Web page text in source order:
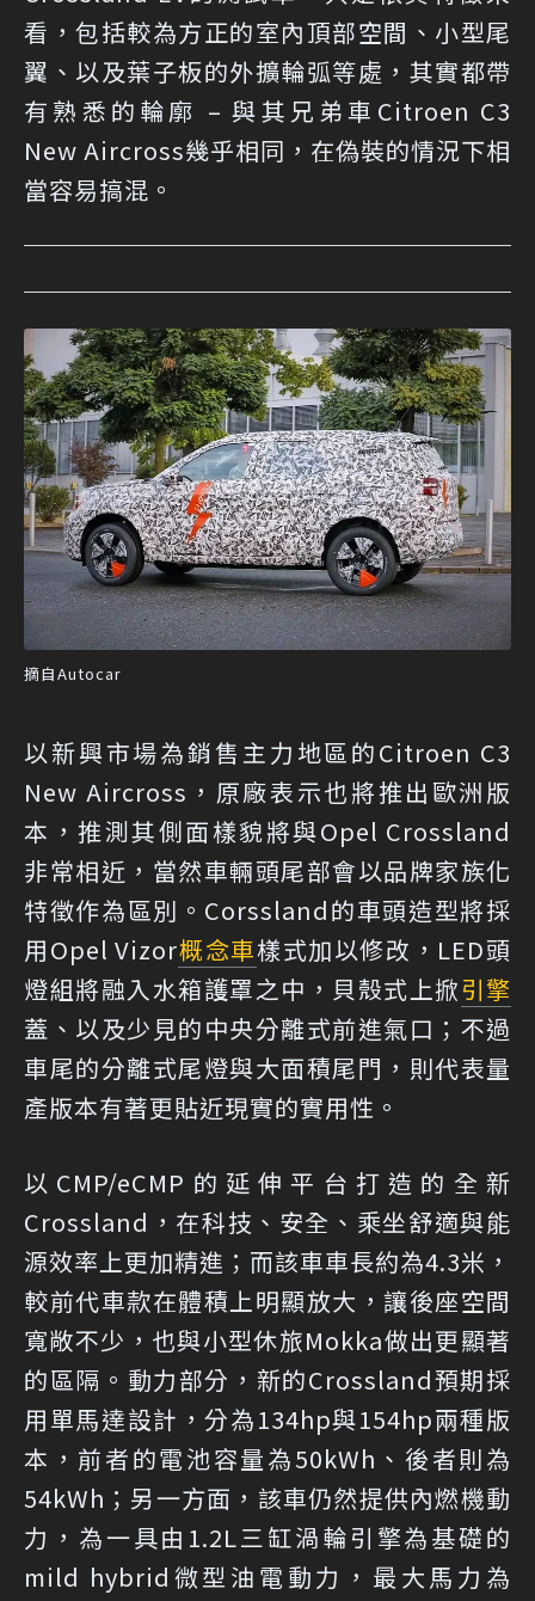
看，包括較為方正的室內頂部空間、小型尾
翼、以及葉子板的外擴輪弧等處，其實都帶
有熟悉的輪廓 – 與其兄弟車Citroen C3
New Aircross幾乎相同，在偽裝的情況下相
當容易搞混。
摘自Autocar
以新興市場為銷售主力地區的Citroen C3
New Aircross，原廠表示也將推出歐洲版
本，推測其側面樣貌將與Opel Crossland
非常相近，當然車輛頭尾部會以品牌家族化
特徵作為區別。Corssland的車頭造型將採
用Opel Vizor概念車樣式加以修改，LED頭
燈組將融入水箱護罩之中，貝殼式上掀引擎
蓋、以及少見的中央分離式前進氣口；不過
車尾的分離式尾燈與大面積尾門，則代表量
產版本有著更貼近現實的實用性。
以CMP/eCMP的延伸平台打造的全新
Crossland，在科技、安全、乘坐舒適與能
源效率上更加精進；而該車車長約為4.3米，
較前代車款在體積上明顯放大，讓後座空間
寬敞不少，也與小型休旅Mokka做出更顯著
的區隔。動力部分，新的Crossland預期採
用單馬達設計，分為134hp與154hp兩種版
本，前者的電池容量為50kWh、後者則為
54kWh；另一方面，該車仍然提供內燃機動
力，為一具由1.2L三缸渦輪引擎為基礎的
mild hybrid微型油電動力，最大馬力為